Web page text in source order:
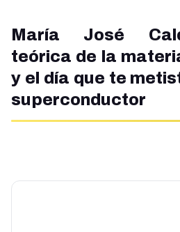
María José
teórica de la
y el día que te
superconductor